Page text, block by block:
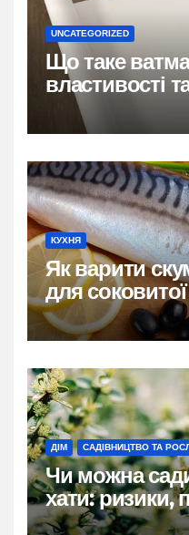
UNCATEGORIZED
Що таке
властивості
застосування
КУХНЯ
Як варити
для
ДІМ САДІВНИЦТВО ТА
Чи можна
хати: ризики,
практичні